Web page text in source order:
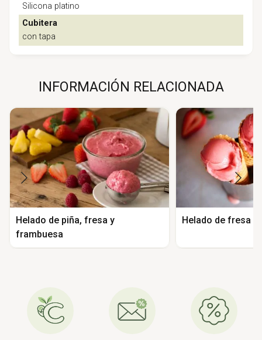
Silicona platino
Cubitera
con tapa
INFORMACIÓN RELACIONADA
Helado de piña, fresa y
frambuesa
Helado de fresa y